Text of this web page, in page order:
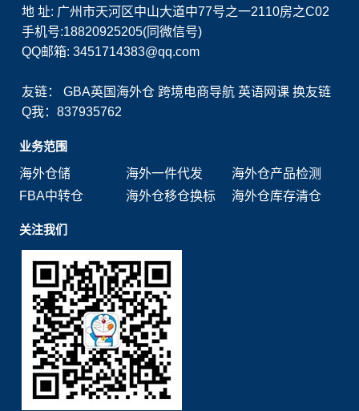
地 址: 广州市天河区中山大道中77号之一2110房之C02
手机号:18820925205(同微信号)
QQ邮箱: 3451714383@qq.com
友链：GBA英国海外仓 跨境电商导航 英语网课 换友链
Q我：837935762
业务范围
海外仓储
海外一件代发
海外仓产品检测
FBA中转仓
海外仓移仓换标 海外仓库存清仓
关注我们